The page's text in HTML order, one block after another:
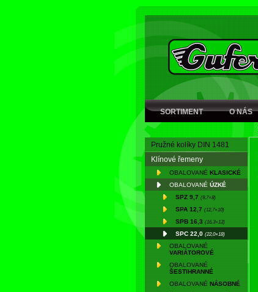
SORTIMENT O NÁS
Pružné kolíky DIN 1481
Klínové řemeny
OBALOVANÉ KLASICKÉ
OBALOVANÉ ÚZKÉ
SPZ 9,7 (9,7×8)
SPA 12,7 (12,7×10)
SPB 16,3 (16,3×13)
SPC 22,0 (22,0×18)
OBALOVANÉ
VARIÁTOROVÉ
OBALOVANÉ
ŠESTIHRANNÉ
OBALOVANÉ NÁSOBNÉ